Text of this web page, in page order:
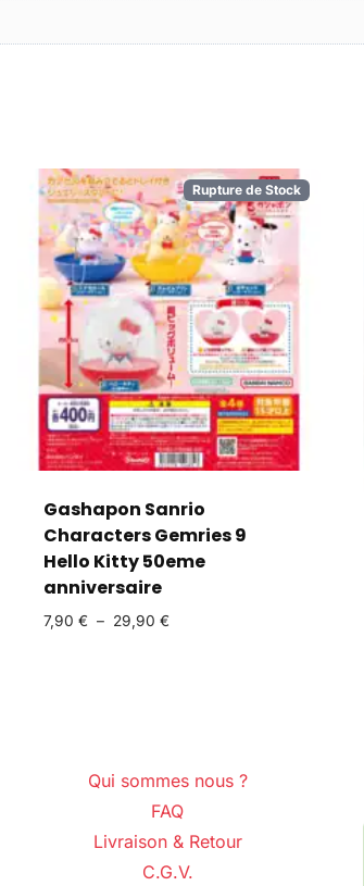
Rupture de Stock
Gashapon Sanrio
Characters Gemries 9
Hello Kitty 50eme
anniversaire
7,90 € – 29,90 €
Qui sommes nous ?
FAQ
Livraison & Retour
C.G.V.